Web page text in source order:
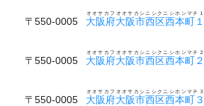
〒550-0005 大阪府大阪市西区西本町１
オオサカフオオサカシニシクニシホンマチ１
〒550-0005 大阪府大阪市西区西本町２
オオサカフオオサカシニシクニシホンマチ２
〒550-0005 大阪府大阪市西区西本町３
オオサカフオオサカシニシクニシホンマチ３